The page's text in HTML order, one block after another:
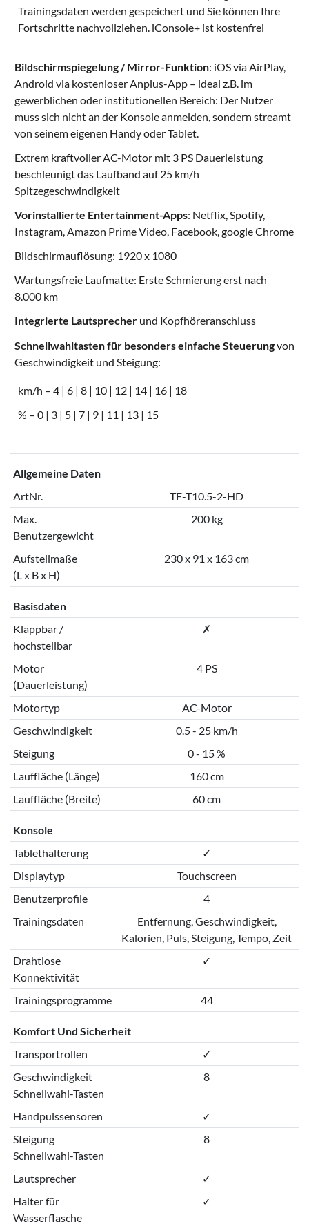
Trainingsdaten werden gespeichert und Sie können Ihre
Fortschritte nachvollziehen. iConsole+ ist kostenfrei
Bildschirmspiegelung / Mirror-Funktion: iOS via AirPlay,
Android via kostenloser Anplus-App – ideal z.B. im
gewerblichen oder institutionellen Bereich: Der Nutzer
muss sich nicht an der Konsole anmelden, sondern streamt
von seinem eigenen Handy oder Tablet.
Extrem kraftvoller AC-Motor mit 3 PS Dauerleistung
beschleunigt das Laufband auf 25 km/h
Spitzegeschwindigkeit
Vorinstallierte Entertainment-Apps: Netflix, Spotify,
Instagram, Amazon Prime Video, Facebook, google Chrome
Bildschirmauflösung: 1920 x 1080
Wartungsfreie Laufmatte: Erste Schmierung erst nach
8.000 km
Integrierte Lautsprecherund Kopfhöreranschluss
Schnellwahltasten für besonders einfache Steuerungvon
Geschwindigkeit und Steigung:
km/h – 4 | 6 | 8 | 10 | 12 | 14 | 16 | 18
% – 0 | 3 | 5 | 7 | 9 | 11 | 13 | 15
Allgemeine Daten
ArtNr.
TF-T10.5-2-HD
Max.
Benutzergewicht
200 kg
Aufstellmaße
(L x B x H)
230 x 91 x 163 cm
Basisdaten
Klappbar /
hochstellbar
✗
Motor
(Dauerleistung)
4 PS
Motortyp
AC-Motor
Geschwindigkeit
0.5 - 25 km/h
Steigung
0 - 15 %
Lauffläche (Länge)
160 cm
Lauffläche (Breite)
60 cm
Konsole
Tablethalterung
✓
Displaytyp
Touchscreen
Benutzerprofile
4
Trainingsdaten
Entfernung, Geschwindigkeit,
Kalorien, Puls, Steigung, Tempo, Zeit
Drahtlose
Konnektivität
✓
Trainingsprogramme 44
Komfort Und Sicherheit
Transportrollen
✓
Geschwindigkeit
Schnellwahl-Tasten
8
Handpulssensoren
✓
Steigung
Schnellwahl-Tasten
8
Lautsprecher
✓
Halter für
Wasserflasche
✓